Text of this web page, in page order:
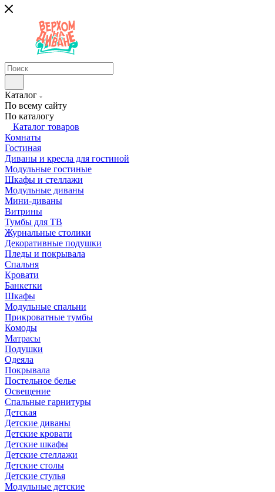
Каталог
По всему сайту
По каталогу
Каталог товаров
Комнаты
Гостиная
Диваны и кресла для гостиной
Модульные гостиные
Шкафы и стеллажи
Модульные диваны
Мини-диваны
Витрины
Тумбы для ТВ
Журнальные столики
Декоративные подушки
Пледы и покрывала
Спальня
Кровати
Банкетки
Шкафы
Модульные спальни
Прикроватные тумбы
Комоды
Матрасы
Подушки
Одеяла
Покрывала
Постельное белье
Освещение
Спальные гарнитуры
Детская
Детские диваны
Детские кровати
Детские шкафы
Детские стеллажи
Детские столы
Детские стулья
Модульные детские